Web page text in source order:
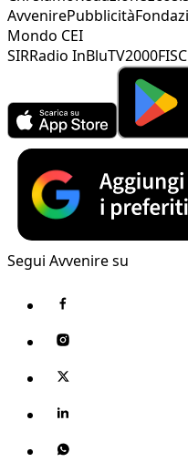
AvvenirePubblicità
Mondo CEI
SIRRadio InBluTV2000FISC
Segui Avvenire su